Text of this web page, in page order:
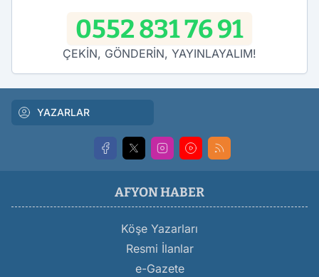
0552 831 76 91
ÇEKİN, GÖNDERİN, YAYINLAYALIM!
YAZARLAR
AFYON HABER
Köşe Yazarları
Resmi İlanlar
e-Gazete